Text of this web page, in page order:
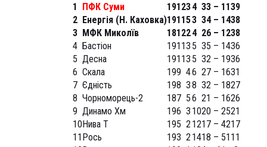
1 ПФК Суми 191234 33 – 1139
2 Енергія (Н. Каховка)191153 34 – 1438
3 МФК Миколїв 181224 26 – 1238
4 Бастіон 19113 5 35 – 1436
5 Десна 19113 5 32 – 1936
6 Скала 199 46 27 – 1631
7 Єдність 198 38 32 – 1827
8 Чорноморець-2 187 56 21 – 1626
9 Динамо Хм 196 3 1020 – 2521
10Нива Т 195 2 1217 – 4217
11Рось 193 2 1418 – 5111